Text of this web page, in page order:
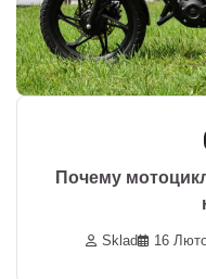
Почему
Sklad 16